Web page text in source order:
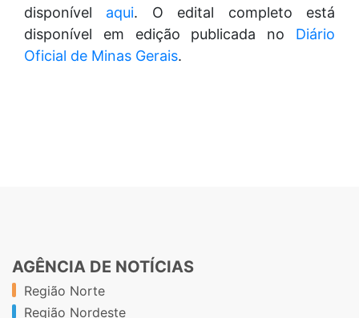
disponível aqui. O edital completo está
disponível em edição publicada no Diário
Oficial de Minas Gerais.
AGÊNCIA DE NOTÍCIAS
Região Norte
Região Nordeste